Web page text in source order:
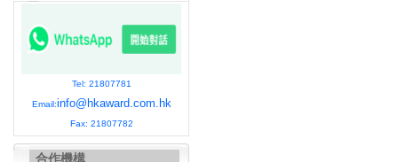
Tel: 21807781
Email:info@hkaward.com.hk
Fax: 21807782
合作機構